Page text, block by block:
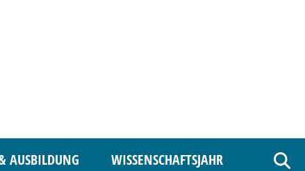
AUSBILDUNG WISSENSCHAFTSJAHR